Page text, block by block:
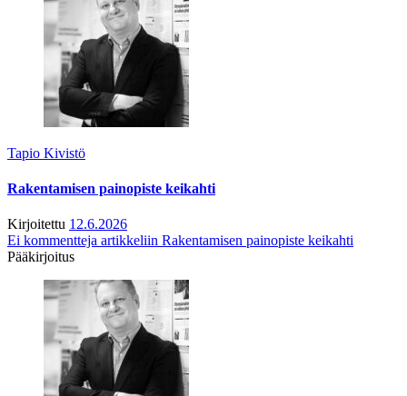
Tapio Kivistö
Rakentamisen painopiste keikahti
Kirjoitettu 12.6.2026
Ei kommentteja artikkeliin Rakentamisen painopiste keikahti
Pääkirjoitus